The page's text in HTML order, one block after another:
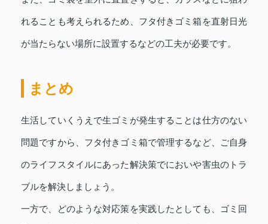
れることも考えられるため、フタ付きゴミ箱を直射日光
が当たらない場所に設置するなどの工夫が必要です。
まとめ
生活していくうえで生ゴミが発生することは仕方のない
問題ですから、フタ付きゴミ箱で管理するなど、ご自身
のライフスタイルにあった解決策でにおいや害虫のトラ
ブルを解決しましょう。
一方で、どのような対応策を実践したとしても、ゴミ回